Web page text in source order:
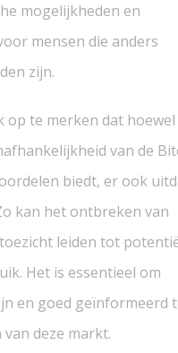
mogelijkheden en
mensen die anders
zijn.
op te merken dat hoewel
van de
biedt, er ook
kan het ontbreken van
leiden tot
Het is essentieel om
en goed geïnformeerd
deze markt.